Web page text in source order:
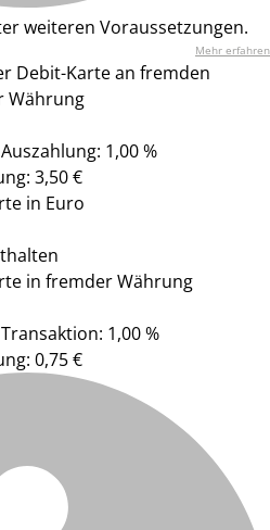
weiteren Voraussetzungen.
Mehr erfahren
Debit-Karte an fremden
Währung
1,00 %
3,50 €
in Euro
in fremder Währung
1,00 %
0,75 €